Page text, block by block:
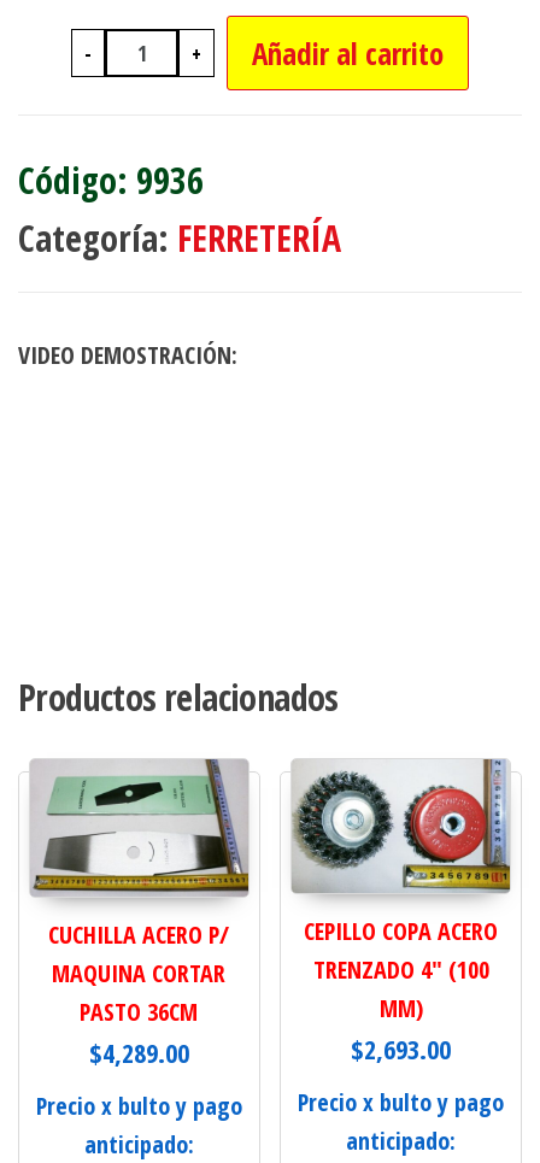
-
001-PINZA UNIVERSAL 6" cantidad
+ Añadir al carrito
9936
Categoría: FERRETERÍA
VIDEO DEMOSTRACIÓN:
Productos relacionados
CUCHILLA ACERO P/
MAQUINA CORTAR
PASTO 36CM
$4,289.00
Precio x bulto y pago
anticipado:
CEPILLO COPA ACERO
TRENZADO 4" (100
MM)
$2,693.00
Precio x bulto y pago
anticipado: